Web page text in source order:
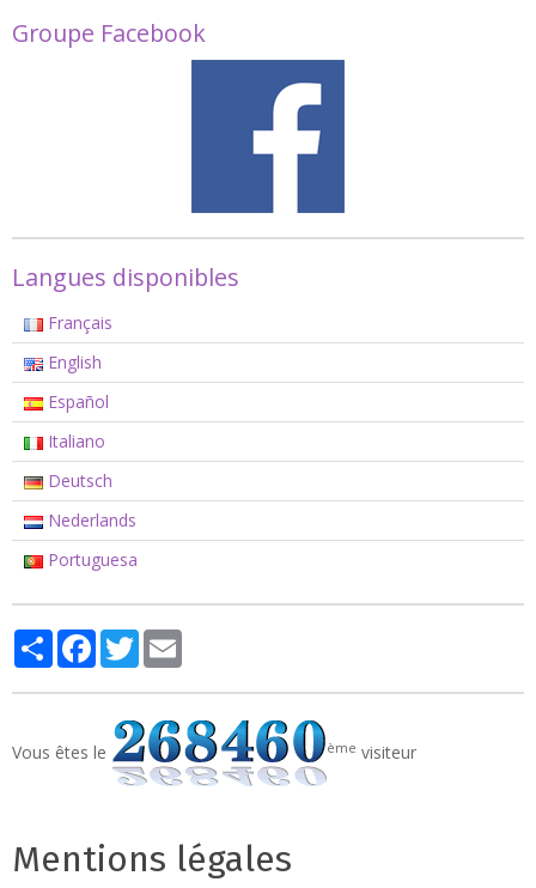
Mentions légales
Groupe Facebook
Langues disponibles
Français
English
Español
Italiano
Deutsch
Nederlands
Portuguesa
PartagerFacebook
Twitter
Vous êtes le ème visiteur